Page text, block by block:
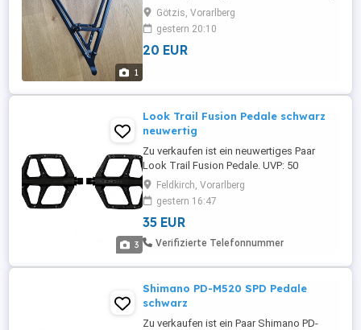
1
noch nie gebraucht Nur Selbstabholung in
Götzis
Götzis, Vorarlberg
gestern 20:10
20 EUR
3
Look Trail Fusion Pedale schwarz
neuwertig
Zu verkaufen ist ein neuwertiges Paar
Look Trail Fusion Pedale. UVP: 50
technische Daten: Einsatzbereich: MTB
Material Pedalachse: Chromoly Material
Pedalkörper: Komposit Material Pins:
Stahl Bauhöhe: 18 mm
Pedalaufstandsfläche: 107 mm x 105 mm
Premium Lager (2 ...
Feldkirch, Vorarlberg
gestern 16:47
35 EUR
Verifizierte Telefonnummer
Shimano PD-M520 SPD Pedale
schwarz
Zu verkaufen ist ein Paar Shimano PD-